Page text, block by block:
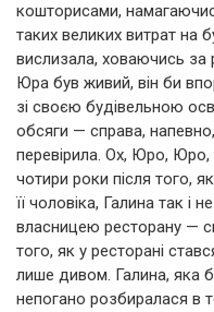
кошторисами,
таких великих витрат на
вислизала, ховаючись за
Юра був живий, він би
зі своєю будівельною
обсяги — справа,
перевірила. Ох, Юро,
чотири роки після того,
її чоловіка, Галина так і
власницею ресторану —
того, як у ресторані
лише дивом. Галина, яка
непогано розбиралася в